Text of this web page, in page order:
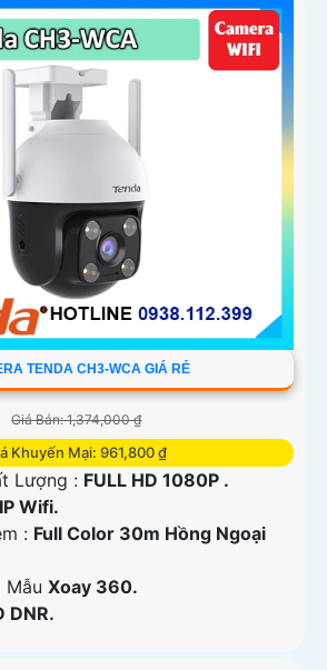
TENDA CH3-WCA GIÁ RẺ
Giá Bán: 1,374,000 ₫
Khuyến Mại: 961,800 ₫
Lượng : FULL HD 1080P .
IP Wifi.
: Full Color 30m Hồng Ngoại
Xoay 360.
DNR.